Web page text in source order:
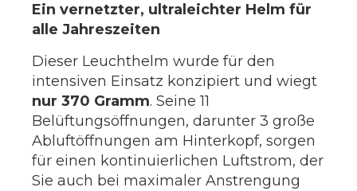
Ein vernetzter, ultraleichter Helm für
alle Jahreszeiten
Dieser Leuchthelm wurde für den
intensiven Einsatz konzipiert und wiegt
nur 370 Gramm. Seine 11
Belüftungsöffnungen, darunter 3 große
Abluftöffnungen am Hinterkopf, sorgen
für einen kontinuierlichen Luftstrom, der
Sie auch bei maximaler Anstrengung